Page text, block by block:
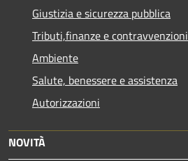
Giustizia e sicurezza pubblica
Tributi,finanze e contravvenzioni
Ambiente
Salute, benessere e assistenza
Autorizzazioni
NOVITÀ